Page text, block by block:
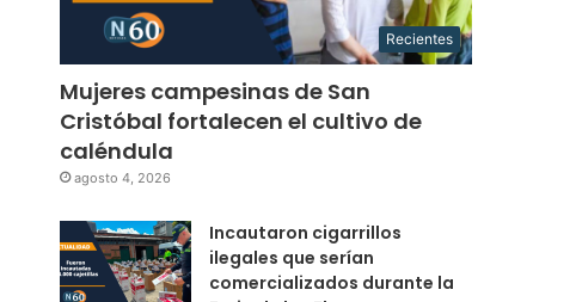
Recientes
Mujeres campesinas de San
Cristóbal fortalecen el cultivo de
caléndula
agosto 4, 2026
Incautaron cigarrillos
ilegales que serían
comercializados durante la